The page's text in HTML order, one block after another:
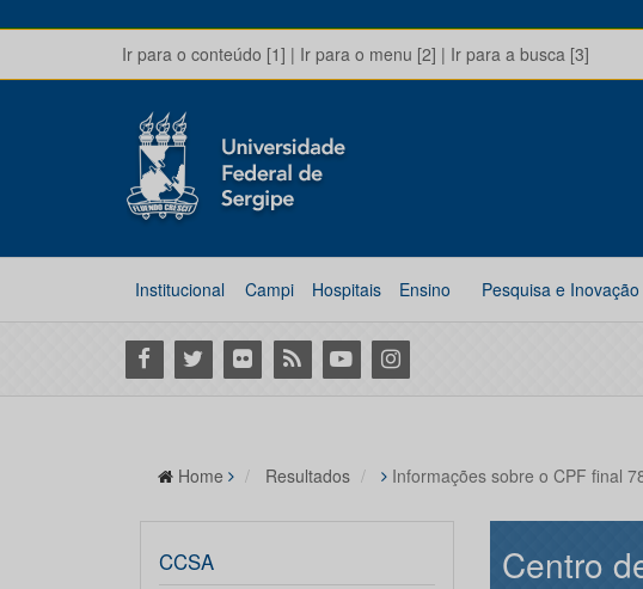
Ir para o conteúdo [1] | Ir para o menu [2] | Ir para a busca [3]
Institucional Campi Hospitais Ensino Pesquisa e Inovação
Facebook
Twitter Flickr RSS YoutubeInstagram
Home Resultados Informações sobre o CPF final
CCSA
Centro